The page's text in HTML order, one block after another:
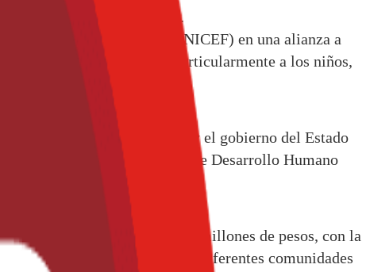
con la nutrición.
Unidas para la Infancia (UNICEF) en una alianza a
en el país y que afectan particularmente a los niños,
un programa que UNICEF y el gobierno del Estado
con menor Índice de Desarrollo Humano
con un donativo de $5 millones de pesos, con la
de programas sociales en diferentes comunidades